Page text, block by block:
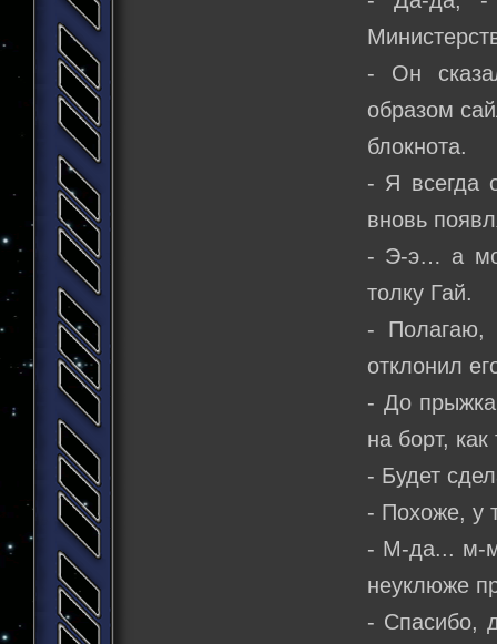
- Он
образом
блокнота.
- Я всегда
вновь
- Э-э… а
толку Гай.
- Полагаю,
отклонил
- До
на борт,
- Будет
- Похоже, у
- М-да... м-
неуклюже
- Спасибо,